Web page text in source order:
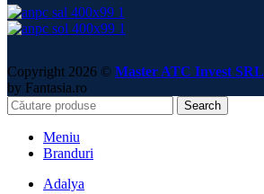
Copyright 2026 © Master ATC Invest SRL
by Fantasia.ro
Search
Meniu
Branduri
Adalya